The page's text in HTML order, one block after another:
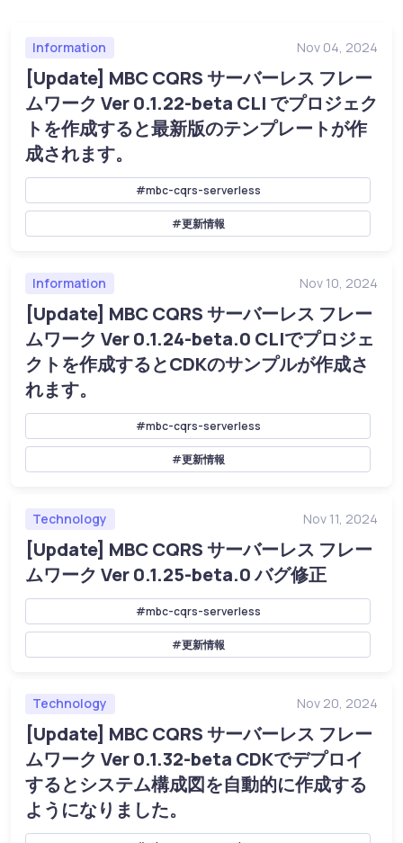
Information Nov 04, 2024
[Update] MBC CQRS サーバーレス フレー
ムワーク Ver 0.1.22-beta CLI でプロジェク
トを作成すると最新版のテンプレートが作
成されます。
#mbc-cqrs-serverless
#更新情報
Information Nov 10, 2024
[Update] MBC CQRS サーバーレス フレー
ムワーク Ver 0.1.24-beta.0 CLIでプロジェ
クトを作成するとCDKのサンプルが作成さ
れます。
#mbc-cqrs-serverless
#更新情報
Technology Nov 11, 2024
[Update] MBC CQRS サーバーレス フレー
ムワーク Ver 0.1.25-beta.0 バグ修正
#mbc-cqrs-serverless
#更新情報
Technology Nov 20, 2024
[Update] MBC CQRS サーバーレス フレー
ムワーク Ver 0.1.32-beta CDKでデプロイ
するとシステム構成図を自動的に作成する
ようになりました。